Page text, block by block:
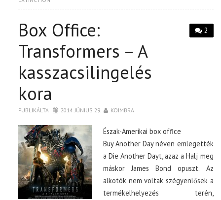
2
Box Office:
Transformers – A
kasszacsilingelés
kora
PUBLIKÁLTA 2014. JÚNIUS 29. KOIMBRA
Észak-Amerikai box office
Buy Another Day néven emlegették
a Die Another Dayt, azaz a Halj meg
máskor James Bond opuszt. Az
alkotók nem voltak szégyenlősek a
termékelhelyezés terén,